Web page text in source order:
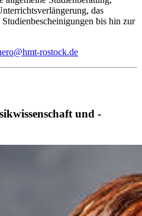
das
bis hin zur
@hmt-rostock.de
und -